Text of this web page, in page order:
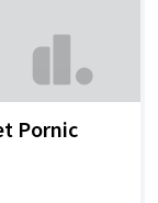
Pornic